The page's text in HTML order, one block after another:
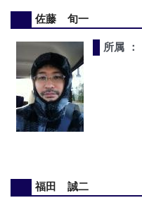
佐藤 旬一
所属 ：
福田 誠二